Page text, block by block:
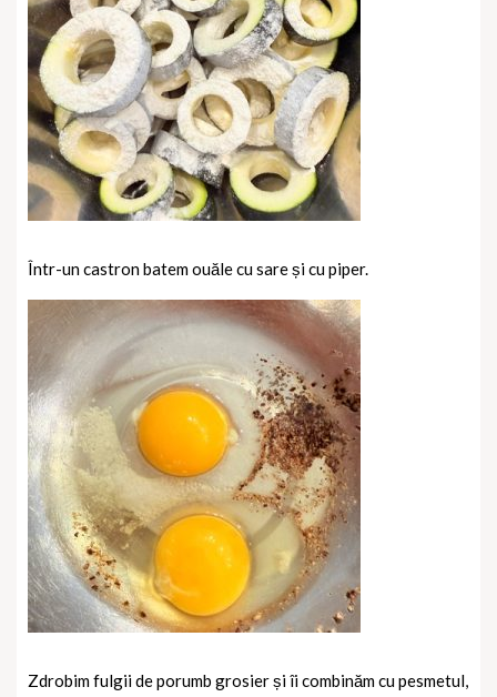
Într-un castron batem ouăle cu sare și cu piper.
Zdrobim fulgii de porumb grosier și îi combinăm cu pesmetul,